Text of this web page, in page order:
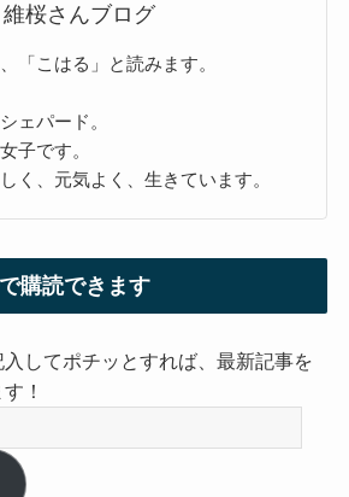
維桜さんブログ
「こはる」と読みます。
ェパード。
子です。
く、元気よく、生きています。
購読できます
入してポチッとすれば、最新記事を
！